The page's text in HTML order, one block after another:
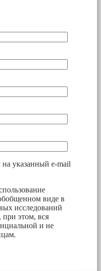
на указанный e-mail
виде в
исследований
этом, вся
и не